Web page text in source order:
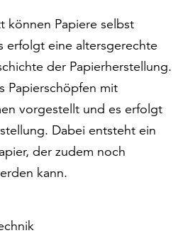
können Papiere selbst
erfolgt eine altersgerechte
der Papierherstellung.
Papierschöpfen mit
vorgestellt und es erfolgt
Dabei entsteht ein
der zudem noch
kann.